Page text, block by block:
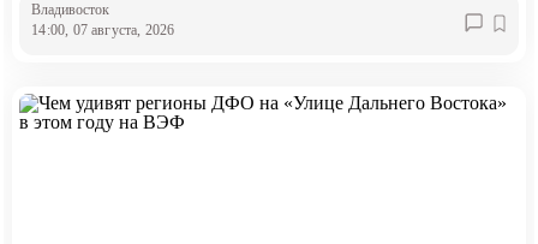
Владивосток
14:00, 07 августа, 2026